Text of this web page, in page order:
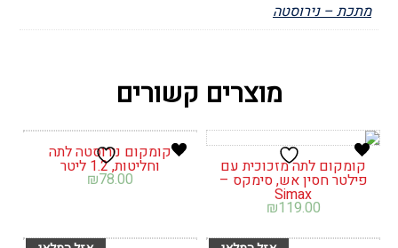
מתכת – נירוסטה
מוצרים קשורים
קומקום לתה מזכוכית עם
פילטר חסין אש, סימקס –
Simax
₪119.00
קומקום נירוסטה לתה
וחליטות, 1.2 ליטר
₪78.00